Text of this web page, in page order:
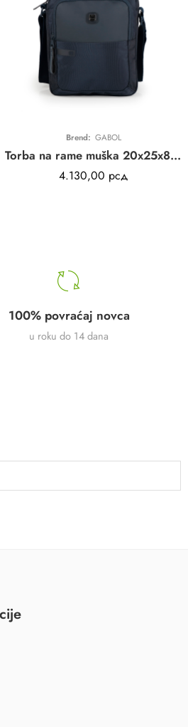
Brend: GABOL
Torba na rame muška 20x25x8 cm Ready
4.130,00 рсд
100% povraćaj novca
u roku do 14 dana